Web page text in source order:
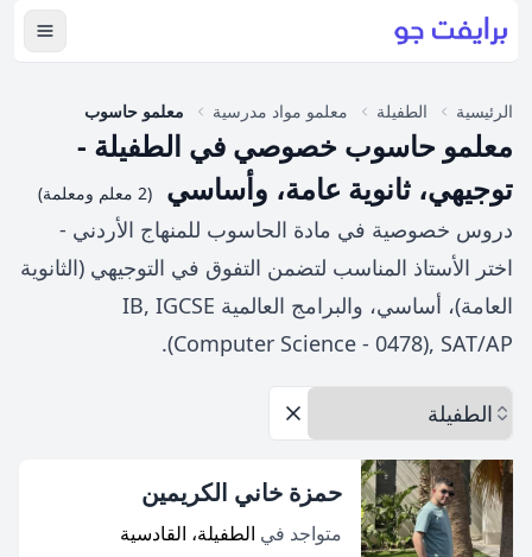
عرض
الرئيسية الطفيلة معلمو مواد مدرسية معلمو حاسوب
معلمو حاسوب خصوصي في الطفيلة -
توجيهي، ثانوية عامة، وأساسي
(2 معلم ومعلمة)
دروس خصوصية في مادة الحاسوب للمنهاج الأردني -
اختر الأستاذ المناسب لتضمن التفوق في التوجيهي (الثانوية
العامة)، أساسي، والبرامج العالمية IB, IGCSE
(Computer Science - 0478), SAT/AP.
اختر المحافظة
إزالة الخيارات
حمزة خاني الكريمين
متواجد في الطفيلة، القادسية